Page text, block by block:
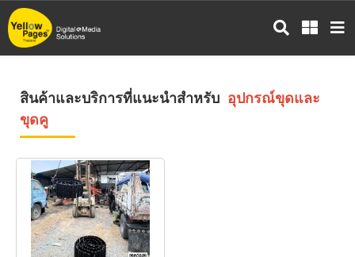
ข้าม
ไป
สินค้าและบริการที่แนะนำสำหรับ อุปกรณ์ขุดและ
ขุดคู